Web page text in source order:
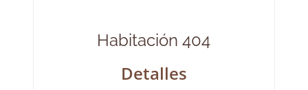
Habitación 404
Detalles